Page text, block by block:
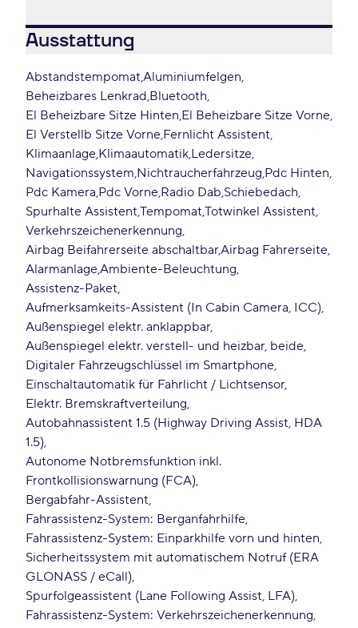
Ausstattung
AbstandstempomatAluminiumfelgen
Beheizbares Lenkrad Bluetooth
El Beheizbare Sitze Hinten El Beheizbare Sitze Vorne
El Verstellb Sitze Vorne Fernlicht Assistent
Klimaanlage Klimaautomatik Ledersitze
Navigationssystem Nichtraucherfahrzeug Pdc Hinten
Pdc Kamera Pdc Vorne Radio Dab Schiebedach
Spurhalte AssistentTempomatTotwinkel Assistent
Verkehrszeichenerkennung
Airbag Beifahrerseite abschaltbarAirbag Fahrerseite
AlarmanlageAmbiente-Beleuchtung
Assistenz-Paket
Aufmerksamkeits-Assistent (In Cabin Camera, ICC)
Außenspiegel elektr. anklappbar
Außenspiegel elektr. verstell- und heizbar, beide
Digitaler Fahrzeugschlüssel im Smartphone
Einschaltautomatik für Fahrlicht / Lichtsensor
Elektr. Bremskraftverteilung
Autobahnassistent 1.5 (Highway Driving Assist, HDA
1.5)
Autonome Notbremsfunktion inkl.
Frontkollisionswarnung (FCA)
Bergabfahr-Assistent
Fahrassistenz-System: Berganfahrhilfe
Fahrassistenz-System: Einparkhilfe vorn und hinten
Sicherheitssystem mit automatischem Notruf (ERA
GLONASS / eCall)
Spurfolgeassistent (Lane Following Assist, LFA)
Fahrassistenz-System: Verkehrszeichenerkennung,